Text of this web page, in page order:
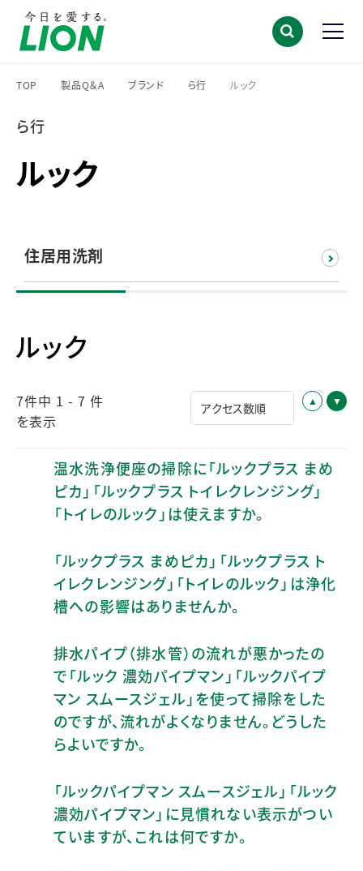
TOP
製品Q＆A
ブランド
ら行
ルック
ら行
ルック
住居用洗剤
ルック
7件中 1 - 7 件
を表示
温水洗浄便座の掃除に「ルックプラス まめ
ピカ」「ルックプラス トイレクレンジング」
「トイレのルック」は使えますか。
「ルックプラス まめピカ」「ルックプラス ト
イレクレンジング」「トイレのルック」は浄化
槽への影響はありませんか。
排水パイプ（排水管）の流れが悪かったの
で「ルック 濃効パイプマン」「ルックパイプ
マン スムースジェル」を使って掃除をした
のですが、流れがよくなりません。どうした
らよいですか。
「ルックパイプマン スムースジェル」「ルック
濃効パイプマン」に見慣れない表示がつい
ていますが、これは何ですか。